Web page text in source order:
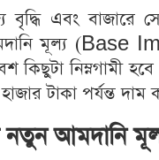
বৃদ্ধি এবং বাজারে
মূল্য (Base
কিছুটা নিম্নগামী
টাকা পর্যন্ত দাম
আমদানি